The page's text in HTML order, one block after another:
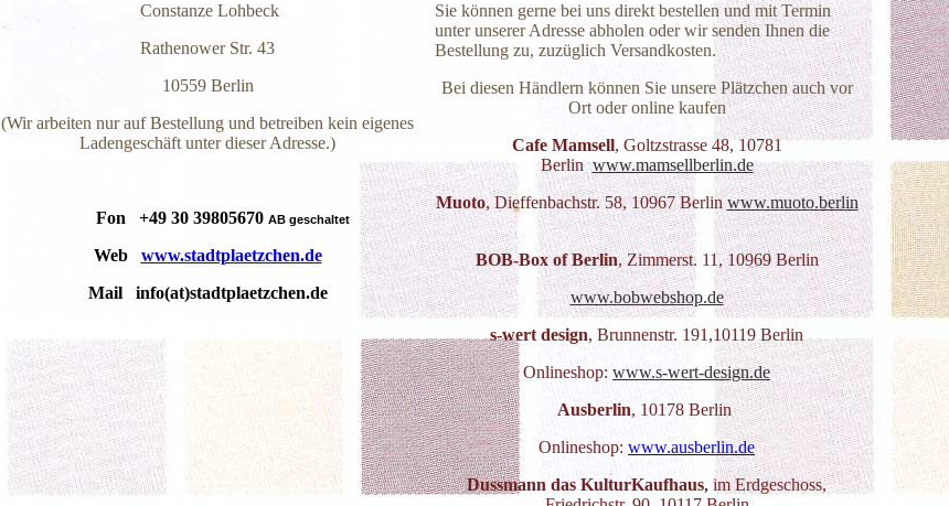
Constanze Lohbeck
Rathenower Str. 43
10559 Berlin
(Wir arbeiten nur auf Bestellung und betreiben kein eigenes
Ladengeschäft unter dieser Adresse.)
Fon +49 30 39805670 AB geschaltet
Web www.stadtplaetzchen.de
Mail info(at)stadtplaetzchen.de
Sie können gerne bei uns direkt bestellen und mit Termin
unter unserer Adresse abholen oder wir senden Ihnen die
Bestellung zu, zuzüglich Versandkosten.
Bei diesen Händlern können Sie unsere Plätzchen auch vor
Ort oder online kaufen
Cafe Mamsell, Goltzstrasse 48, 10781
Berlinwww.mamsellberlin.de
Muoto, Dieffenbachstr. 58, 10967 Berlinwww.muoto.berlin
BOB-Box of Berlin,Zimmerst. 11, 10969 Berlin
www.bobwebshop.de
s-wert design, Brunnenstr. 191,10119 Berlin
Onlineshop: www.s-wert-design.de
Ausberlin, 10178 Berlin
Onlineshop: www.ausberlin.de
Dussmann das KulturKaufhaus, im Erdgeschoss,